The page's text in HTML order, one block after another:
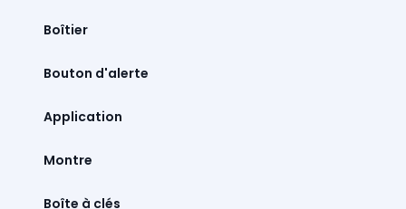
Boîtier
Bouton d'alerte
Montre
Boîte à clés